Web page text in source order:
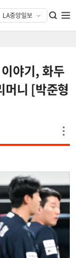
야기, 화두
머니 [박준형